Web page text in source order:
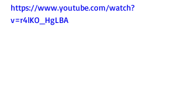
https://www.youtube.com/watch?
v=r4lKO_HgLBA